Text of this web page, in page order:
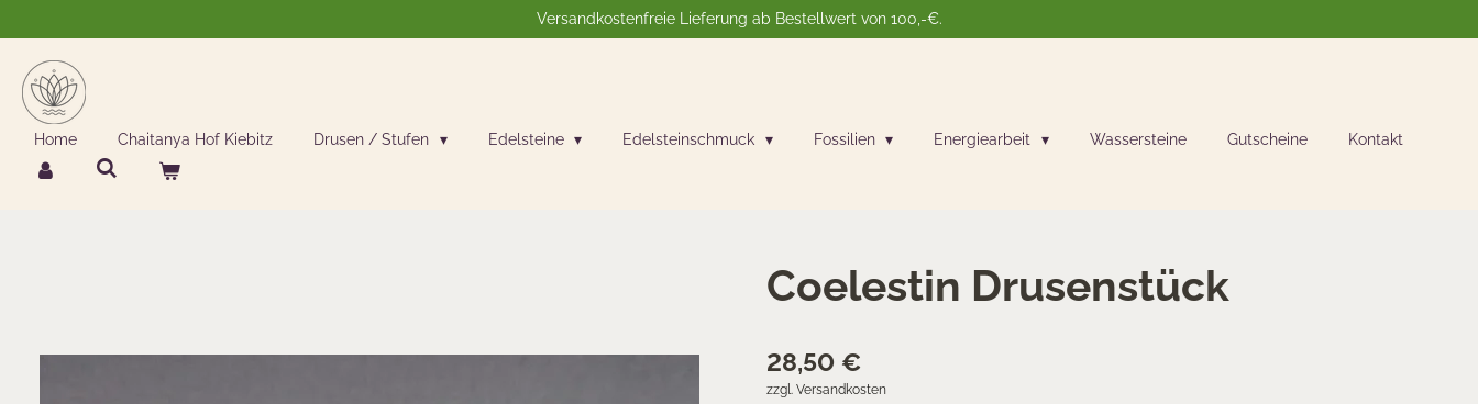
Hauptinhalt
springen
Versandkostenfreie Lieferung ab Bestellwert von 100,-€.
Home Chaitanya Hof Kiebitz Drusen / Stufen Edelsteine Edelsteinschmuck Fossilien Energiearbeit Wassersteine Gutscheine Kontakt
Coelestin Drusenstück
28,50 €
zzgl. Versandkosten